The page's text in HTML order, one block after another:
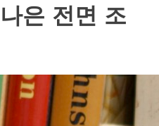
은 전면 조